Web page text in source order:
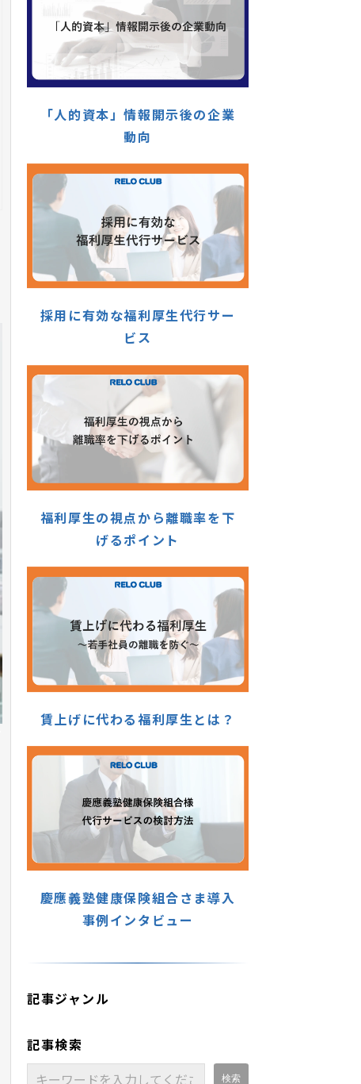
「人的資本」情報開示後の企業
動向
採用に有効な福利厚生代行サー
ビス
福利厚生の視点から離職率を下
げるポイント
賃上げに代わる福利厚生とは？
慶應義塾健康保険組合さま導入
事例インタビュー
記事ジャンル
記事検索